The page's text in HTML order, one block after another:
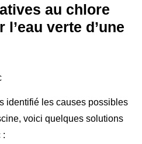
au chlore
verte d’une
identifié les causes possibles
voici quelques solutions
: